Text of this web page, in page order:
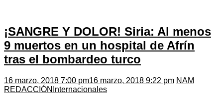
¡SANGRE Y DOLOR! Siria: Al menos
9 muertos en un hospital de Afrín
tras el bombardeo turco
16 marzo, 2018 7:00 pm16 marzo, 2018 9:22 pm NAM
REDACCIÓN Internacionales